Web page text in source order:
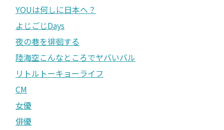
YOUは何しに日本へ？
よじごじDays
夜の巷を徘徊する
陸海空こんなところでヤバいバル
リトルトーキョーライフ
CM
女優
俳優